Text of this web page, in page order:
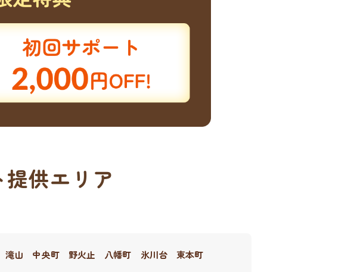
供エリア
滝山 中央町 野火止 八幡町 氷川台
東本町